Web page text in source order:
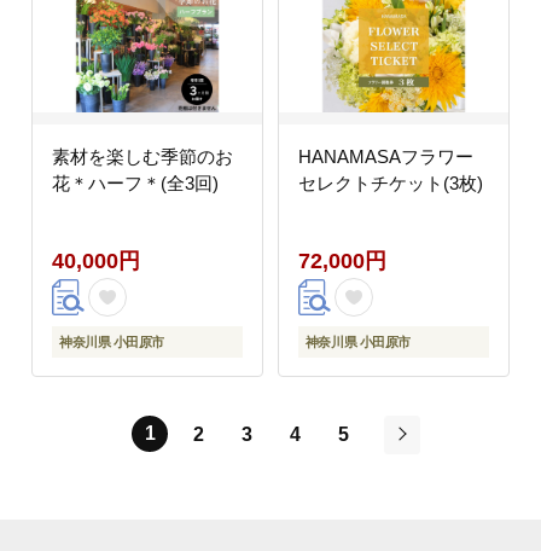
素材を楽しむ季節のお
花＊ハーフ＊(全3回)
40,000円
神奈川県 小田原市
HANAMASAフラワー
セレクトチケット(3枚)
72,000円
神奈川県 小田原市
1 2 3 4
5